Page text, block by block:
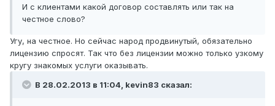
И с клиентами какой договор составлять или так на
честное слово?
Угу, на честное. Но сейчас народ продвинутый, обязательно
лицензию спросят. Так что без лицензии можно только узкому
кругу знакомых услуги оказывать.
В 28.02.2013 в 11:04, kevin83 сказал: